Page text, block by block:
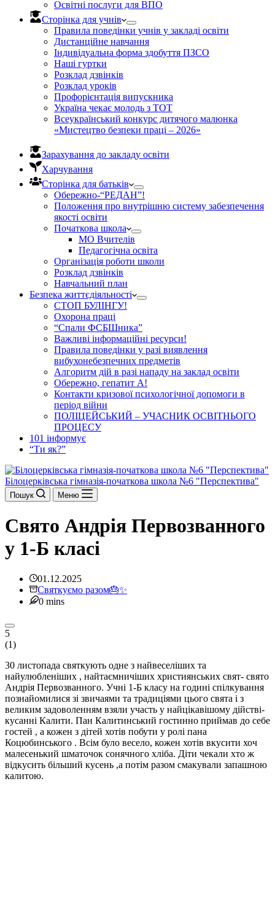
Освітні послуги для ВПО
Сторінка для учнів
Правила поведінки учнів у закладі освіти
Дистанційне навчання
Індивідуальна форма здобуття ПЗСО
Наші гуртки
Розклад дзвінків
Розклад уроків
Профорієнтація випускника
Україна чекає молодь з ТОТ
Всеукраїнський конкурс дитячого малюнка
«Мистецтво безпеки праці – 2026»
Зарахування до закладу освіти
Харчування
Сторінка для батьків
Обережно-“РЕДАН”!
Положення про внутрішню систему забезпечення
якості освіти
Початкова школа
МО Вчителів
Педагогічна освіта
Організація роботи школи
Розклад дзвінків
Навчальний план
Безпека життєдіяльності
СТОП БУЛІНГУ!
Охорона праці
“Спали ФСБШника”
Важливі інформаційні ресурси!
Правила поведінки у разі виявлення
вибухонебезпечних предметів
Алгоритм дій в разі нападу на заклад освіти
Обережно, гепатит А!
Контакти кризової психологічної допомоги в
період війни
ПОЛІЦЕЙСЬКИЙ – УЧАСНИК ОСВІТНЬОГО
ПРОЦЕСУ
101 інформує
“Ти як?”
Білоцерківська гімназія-початкова школа №6 "Перспектива"
Пошук Меню
Свято Андрія Первозванного
у 1-Б класі
01.12.2025
Святкуємо разом🎂✨
0 mins
5
(1)
30 листопада святкують одне з найвеселіших та
найулюбленіших , найтаємничіших християнських свят- свято
Андрія Первозванного. Учні 1-Б класу на годині спілкування
познайомилися зі звичаями та традиціями цього свята і з
великим задоволенням взяли участь у найцікавішому дійстві-
кусанні Калити. Пан Калитинський гостинно приймав до себе
гостей , а кожен з дітей хотів побути у ролі пана
Коцюбинського . Всім було весело, кожен хотів вкусити хоч
малесенький шматочок сонячного хліба. Діти чекали хто ж
відкусить більший кусень ,а потім разом смакували запашною
калитою.